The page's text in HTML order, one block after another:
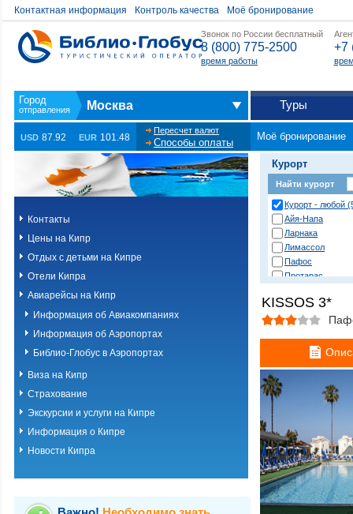
Контактная информация Контроль качества Моё бронирование
Звонок по России бесплатный
8 (800) 775-2500
время работы
+7
Москва Туры
USD 87.92 EUR 101.48
Пересчет валют
Способы оплаты
Моё бронирование
Контакты
Цены на Кипр
Отдых с детьми на Кипре
Отели Кипра
Авиарейсы на Кипр
Информация об Авиакомпаниях
Информация об Аэропортах
Библио-Глобус в Аэропортах
Виза на Кипр
Страхование
Экскурсии и услуги на Кипре
Информация о Кипре
Новости Кипра
Курорт
Найти курорт
Курорт - любой
Айя-Напа
Ларнака
Лимассол
Пафос
Протарас
KISSOS 3*